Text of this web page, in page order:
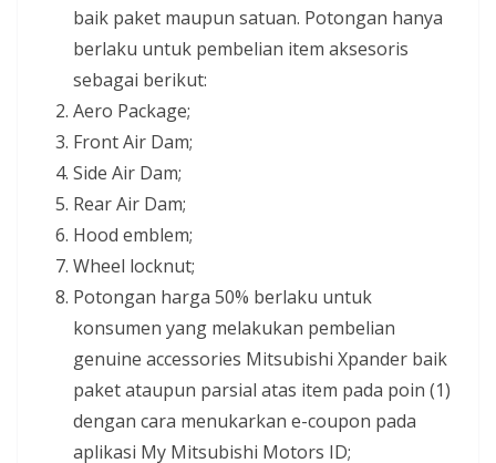
baik paket maupun satuan. Potongan hanya
berlaku untuk pembelian item aksesoris
sebagai berikut:
Aero Package;
Front Air Dam;
Side Air Dam;
Rear Air Dam;
Hood emblem;
Wheel locknut;
Potongan harga 50% berlaku untuk
konsumen yang melakukan pembelian
genuine accessories Mitsubishi Xpander baik
paket ataupun parsial atas item pada poin (1)
dengan cara menukarkan e-coupon pada
aplikasi My Mitsubishi Motors ID;